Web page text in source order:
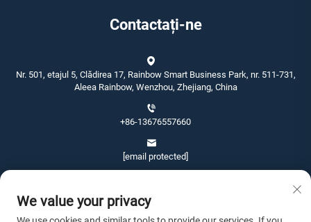
Contactați-ne
Nr. 501, etajul 5, Clădirea 17, Rainbow Smart Business Park, nr. 511-731,
Aleea Rainbow, Wenzhou, Zhejiang, China
+86-13676557660
[email protected]
We value your privacy